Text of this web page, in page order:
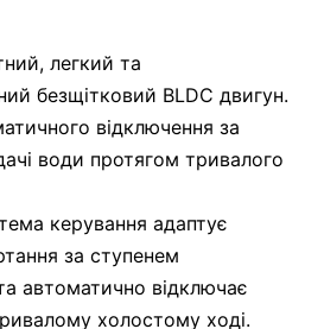
легкий та
безщітковий BLDC двигун.
відключення за
води протягом тривалого
керування адаптує
за ступенем
автоматично відключає
холостому ході.